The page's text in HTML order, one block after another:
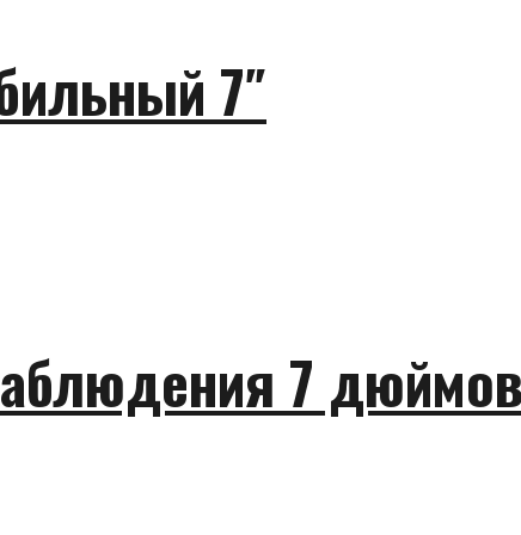
7″
7